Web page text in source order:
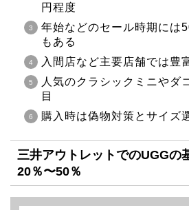
円程度
年始などのセール時期には
もある
入間店など主要店舗では豊
人気のクラシックミニやダ
目
購入時は偽物対策とサイズ
三井アウトレットでのUGGの
20％〜50％